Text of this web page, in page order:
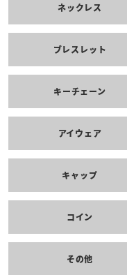
ネックレス
ブレスレット
キーチェーン
アイウェア
キャップ
コイン
その他